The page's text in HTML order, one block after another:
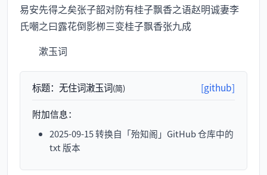
易安先得之矣张子韶对防有桂子飘香之语赵明诚妻李
氏嘲之曰露花倒影栁三变桂子飘香张九成
漱玉词
标题： 无住词潄玉词(简) [github]
附加信息：
2025-09-15 转换自「殆知阁」GitHub 仓库中的
txt 版本